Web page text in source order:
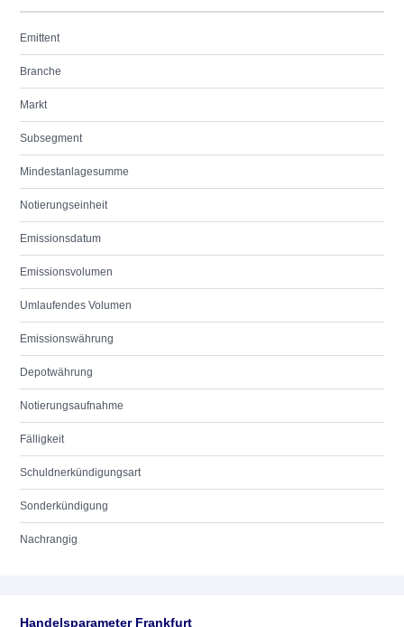
Emittent
Branche
Markt
Subsegment
Mindestanlagesumme
Notierungseinheit
Emissionsdatum
Emissionsvolumen
Umlaufendes Volumen
Emissionswährung
Depotwährung
Notierungsaufnahme
Fälligkeit
Schuldnerkündigungsart
Sonderkündigung
Nachrangig
Handelsparameter Frankfurt